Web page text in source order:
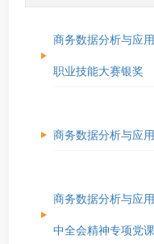
商务数据分析与应
职业技能大赛银奖
商务数据分析与应
商务数据分析与应
中全会精神专项党